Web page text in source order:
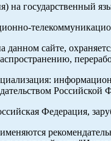
на государственный
сайте,
Российской
Федерация,